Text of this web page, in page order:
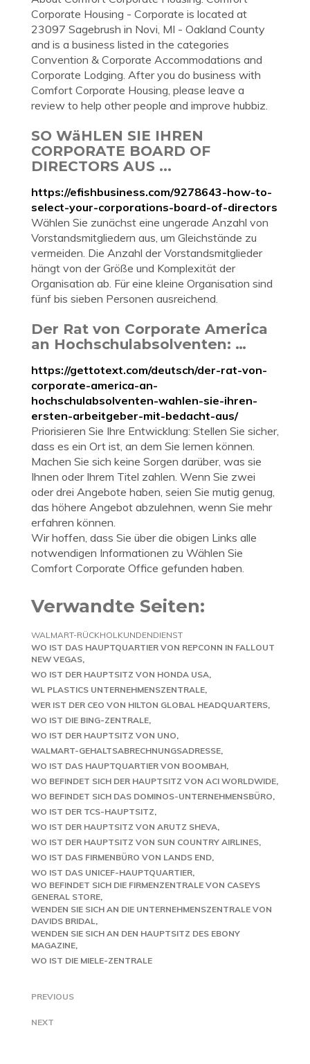
Corporate Housing - Corporate is located at
23097 Sagebrush in Novi, MI - Oakland County
and is a business listed in the categories
Convention & Corporate Accommodations and
Corporate Lodging. After you do business with
Comfort Corporate Housing, please leave a
review to help other people and improve hubbiz.
SO WäHLEN SIE IHREN
CORPORATE BOARD OF
DIRECTORS AUS ...
https://efishbusiness.com/9278643-how-to-
select-your-corporations-board-of-directors
Wählen Sie zunächst eine ungerade Anzahl von
Vorstandsmitgliedern aus, um Gleichstände zu
vermeiden. Die Anzahl der Vorstandsmitglieder
hängt von der Größe und Komplexität der
Organisation ab. Für eine kleine Organisation sind
fünf bis sieben Personen ausreichend.
Der Rat von Corporate America
an Hochschulabsolventen: …
https://gettotext.com/deutsch/der-rat-von-
corporate-america-an-
hochschulabsolventen-wahlen-sie-ihren-
ersten-arbeitgeber-mit-bedacht-aus/
Priorisieren Sie Ihre Entwicklung: Stellen Sie sicher,
dass es ein Ort ist, an dem Sie lernen können.
Machen Sie sich keine Sorgen darüber, was sie
Ihnen oder Ihrem Titel zahlen. Wenn Sie zwei
oder drei Angebote haben, seien Sie mutig genug,
das höhere Angebot abzulehnen, wenn Sie mehr
erfahren können.
Wir hoffen, dass Sie über die obigen Links alle
notwendigen Informationen zu Wählen Sie
Comfort Corporate Office gefunden haben.
Verwandte Seiten:
WALMART-RÜCKHOLKUNDENDIENST
WO IST DAS HAUPTQUARTIER VON REPCONN IN FALLOUT
NEW VEGAS
WO IST DER HAUPTSITZ VON HONDA USA
WL PLASTICS UNTERNEHMENSZENTRALE
WER IST DER CEO VON HILTON GLOBAL HEADQUARTERS
WO IST DIE BING-ZENTRALE
WO IST DER HAUPTSITZ VON UNO
WALMART-GEHALTSABRECHNUNGSADRESSE
WO IST DAS HAUPTQUARTIER VON BOOMBAH
WO BEFINDET SICH DER HAUPTSITZ VON ACI WORLDWIDE
WO BEFINDET SICH DAS DOMINOS-UNTERNEHMENSBÜRO
WO IST DER TCS-HAUPTSITZ
WO IST DER HAUPTSITZ VON ARUTZ SHEVA
WO IST DER HAUPTSITZ VON SUN COUNTRY AIRLINES
WO IST DAS FIRMENBÜRO VON LANDS END
WO IST DAS UNICEF-HAUPTQUARTIER
WO BEFINDET SICH DIE FIRMENZENTRALE VON CASEYS
GENERAL STORE
WENDEN SIE SICH AN DIE UNTERNEHMENSZENTRALE VON
DAVIDS BRIDAL
WENDEN SIE SICH AN DEN HAUPTSITZ DES EBONY
MAGAZINE
WO IST DIE MIELE-ZENTRALE
PREVIOUS
NEXT